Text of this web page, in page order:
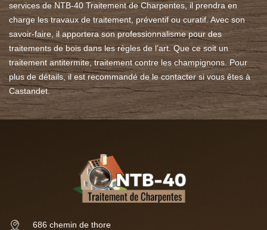
services de NTB-40 Traitement de Charpentes, il prendra en
charge les travaux de traitement, préventif ou curatif. Avec son
savoir-faire, il apportera son professionnalisme pour des
traitements de bois dans les règles de l’art. Que ce soit un
traitement antitermite, traitement contre les champignons. Pour
plus de détails, il est recommandé de le contacter si vous êtes à
Castandet.
686 chemin de thore